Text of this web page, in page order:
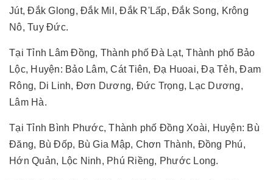
Jút, Đắk Glong, Đắk Mil, Đắk R'Lấp, Đắk Song, Krông
Nô, Tuy Đức.
Tại Tỉnh Lâm Đồng, Thành phố Đà Lạt, Thành phố Bảo
Lộc, Huyện: Bảo Lâm, Cát Tiên, Đạ Huoai, Đạ Tẻh, Đam
Rông, Di Linh, Đơn Dương, Đức Trọng, Lạc Dương,
Lâm Hà.
Tại Tỉnh Bình Phước, Thành phố Đồng Xoài, Huyện: Bù
Đăng, Bù Đốp, Bù Gia Mập, Chơn Thành, Đồng Phú,
Hớn Quản, Lộc Ninh, Phú Riềng, Phước Long.